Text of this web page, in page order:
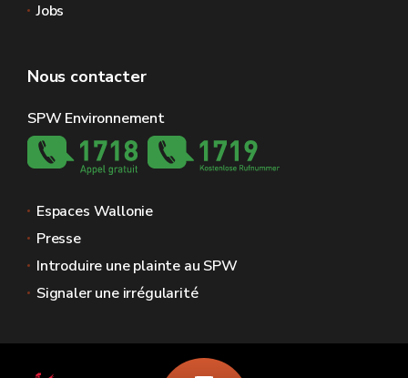
Jobs
Nous contacter
SPW Environnement
Espaces Wallonie
Presse
Introduire une plainte au SPW
Signaler une irrégularité